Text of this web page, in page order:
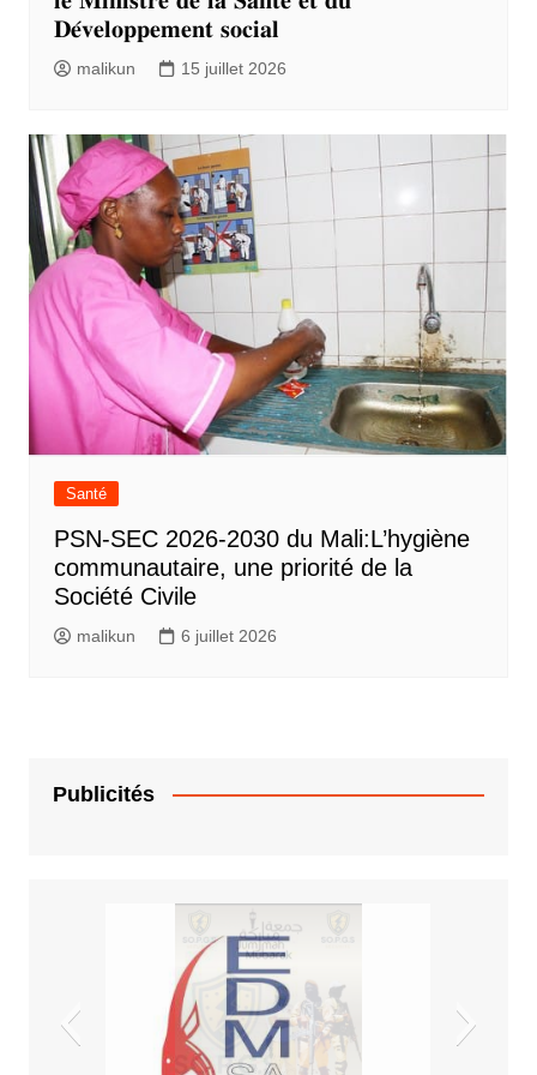
𝐃𝐞́𝐯𝐞𝐥𝐨𝐩𝐩𝐞𝐦𝐞𝐧𝐭 𝐬𝐨𝐜𝐢𝐚𝐥
malikun 15 juillet 2026
Santé
PSN-SEC 2026-2030 du Mali:L’hygiène
communautaire, une priorité de la
Société Civile
malikun 6 juillet 2026
Publicités